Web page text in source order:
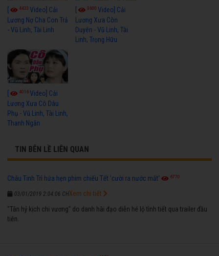
4433 Video] Cải
Lương Nợ Cha Con Trả
- Vũ Linh, Tài Linh
3600Video] Cải
Lương Xưa Còn
Duyên - Vũ Linh, Tài
Linh, Trọng Hữu
[ 4016Video] Cải
Lương Xưa Cô Dâu
Phụ - Vũ Linh, Tài Linh,
Thanh Ngân
TIN BÊN LỀ LIÊN QUAN
Châu Tinh Trì hứa hẹn phim chiếu Tết 'cười ra nước mắt' 6770
03/01/2019 2:04:06 CH
"Tân hỷ kịch chi vương" do danh hài đạo diễn hé lộ tình tiết qua trailer đầu
tiên.
Xem chi tiết